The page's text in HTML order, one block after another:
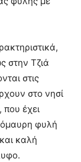
στην Τζιά
στις
στο νησί
έχει
φυλή
καλή